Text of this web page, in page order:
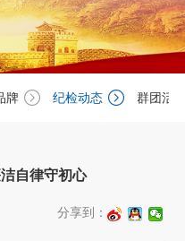
牌 纪检动态 群团活
自律守初心
分享到：